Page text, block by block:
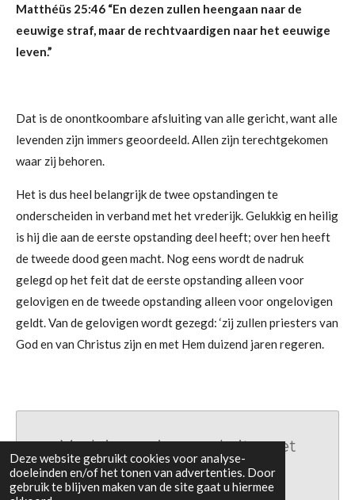
Deze website gebruikt cookies voor analyse-
doeleinden en/of het tonen van advertenties. Door
gebruik te blijven maken van de site gaat u hiermee
Matthéüs 25:46 “En dezen zullen heengaan naar de
eeuwige straf, maar de rechtvaardigen naar het eeuwige
leven.”
Dat is de onontkoombare afsluiting van alle gericht, want alle
levenden zijn immers geoordeeld. Allen zijn terechtgekomen
waar zij behoren.
Het is dus heel belangrijk de twee opstandingen te
onderscheiden in verband met het vrederijk. Gelukkig en heilig
is hij die aan de eerste opstanding deel heeft; over hen heeft
de tweede dood geen macht. Nog eens wordt de nadruk
gelegd op het feit dat de eerste opstanding alleen voor
gelovigen en de tweede opstanding alleen voor ongelovigen
geldt. Van de gelovigen wordt gezegd: ‘zij zullen priesters van
God en van Christus zijn en met Hem duizend jaren regeren.
Maak jouw eigen website met
JouwWeb